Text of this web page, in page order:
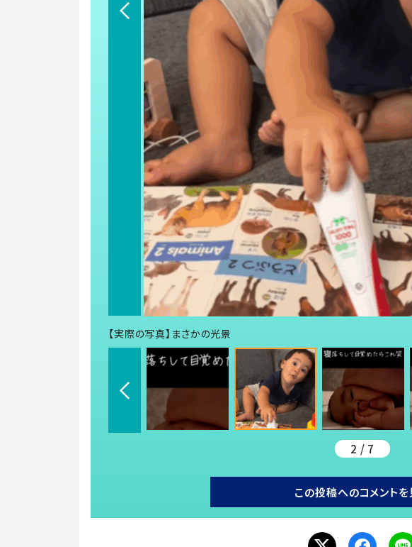
【実際の写真】まさかの光景
2 / 7
この投稿へのコメントを